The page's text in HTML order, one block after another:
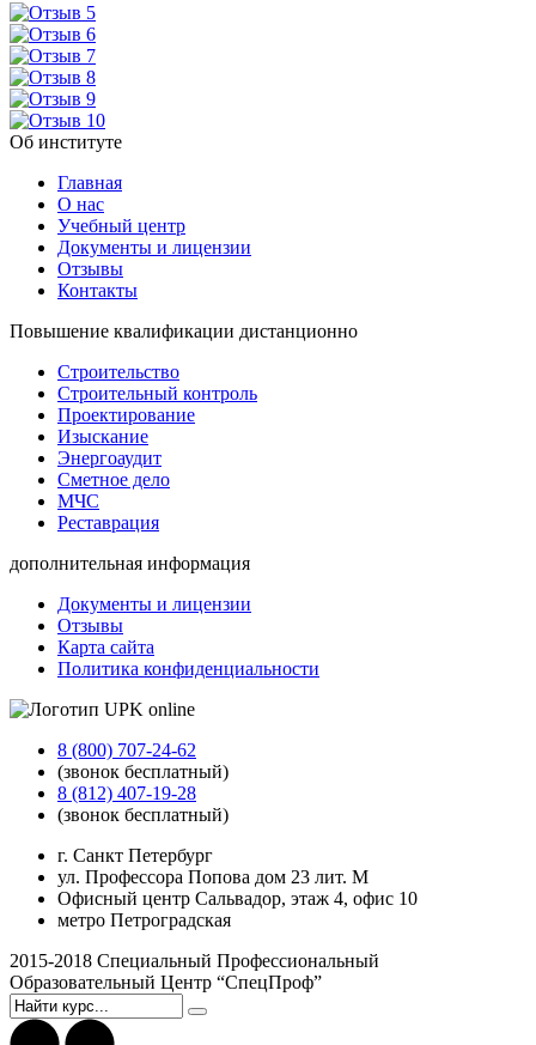
Об институте
Главная
О нас
Учебный центр
Документы и лицензии
Отзывы
Контакты
Повышение квалификации дистанционно
Строительство
Строительный контроль
Проектирование
Изыскание
Энергоаудит
Сметное дело
МЧС
Реставрация
дополнительная информация
Документы и лицензии
Отзывы
Карта сайта
Политика конфиденциальности
8 (800) 707-24-62
(звонок бесплатный)
8 (812) 407-19-28
(звонок бесплатный)
г. Санкт Петербург
ул. Профессора Попова дом 23 лит. М
Офисный центр Сальвадор, этаж 4, офис 10
метро Петроградская
2015-2018 Специальный Профессиональный
Образовательный Центр “СпецПроф”